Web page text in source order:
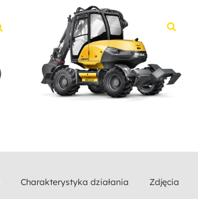
Charakterystyka działania Zdjęcia